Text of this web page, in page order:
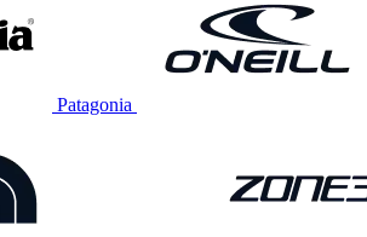
Patagonia